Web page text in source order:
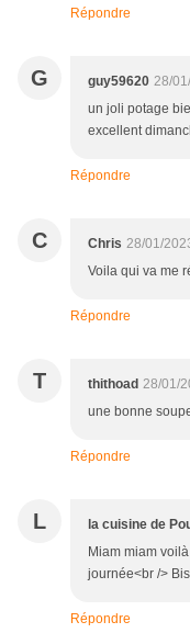
Répondre
G guy59620 28/
un joli potage
excellent
Répondre
C Chris 28/01/
Voila qui va me
Répondre
T thithoad 28/01/
une bonne
Répondre
L la cuisine de
Miam miam
journée<br />
Répondre